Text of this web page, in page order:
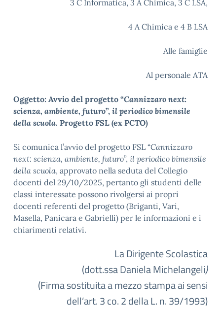
3 C Informatica, 3 A Chimica, 3 C LSA,
4 A Chimica e 4 B LSA
Alle famiglie
Al personale ATA
Oggetto: Avvio del progetto “Cannizzaro next:
scienza, ambiente, futuro”, il periodico bimensile
della scuola. Progetto FSL (ex PCTO)
Si comunica l’avvio del progetto FSL “Cannizzaro
next: scienza, ambiente, futuro”, il periodico bimensile
della scuola, approvato nella seduta del Collegio
docenti del 29/10/2025, pertanto gli studenti delle
classi interessate possono rivolgersi ai propri
docenti referenti del progetto (Briganti, Vari,
Masella, Panicara e Gabrielli) per le informazioni e i
chiarimenti relativi.
La Dirigente Scolastica
(dott.ssa Daniela Michelangeli)
(Firma sostituita a mezzo stampa ai sensi
dell’art. 3 co. 2 della L. n. 39/1993)